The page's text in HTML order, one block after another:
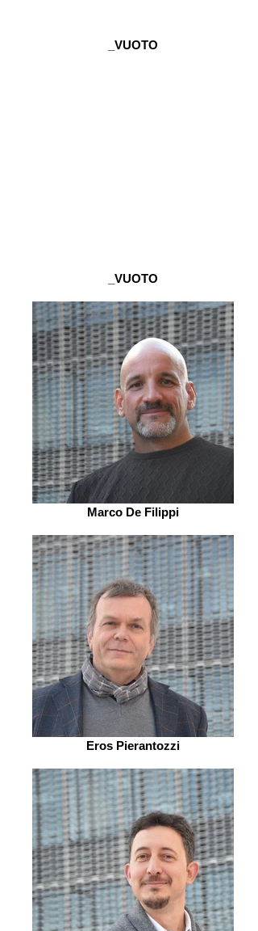
_VUOTO
_VUOTO
Marco De Filippi
Eros Pierantozzi